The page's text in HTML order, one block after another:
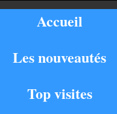
Accueil
Les nouveautés
Top visites